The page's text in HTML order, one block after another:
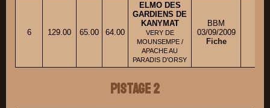
6 129.00 65.00 64.00
ELMO DES
GARDIENS DE
KANYMAT
VERY DE
MOUNSEMPE /
APACHE AU
PARADIS D'ORSY
BBM
03/09/2009
Fiche
Pistage 2